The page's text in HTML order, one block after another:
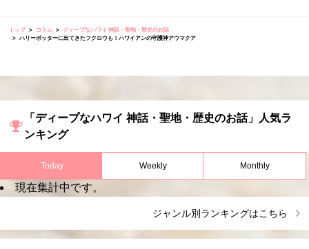
トップ コラム
ディープなハワイ 神話・聖地・歴史のお話
ハリーポッターに出てきたフクロウも！ハワイアンの守護神アウマクア
「ディープなハワイ 神話・聖地・歴史のお話」人気ラ
ンキング
Today Weekly Monthly
現在集計中です。
ジャンル別ランキングはこちら